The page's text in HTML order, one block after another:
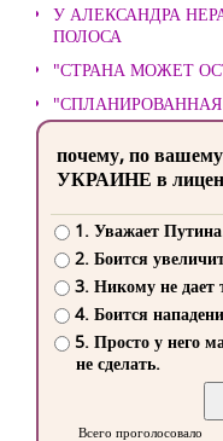
У АЛЕКСАНДРА
ПОЛОСА
"СТРАНА МОЖЕТ
почему, по
УКРАИНЕ в
1. Уважает
2. Боится
3. Никому не дает
4. Боится
5. Просто у него
не сделать.
Всего проголосовало